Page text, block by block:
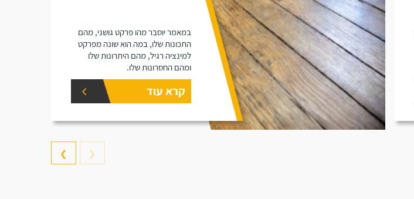
במאמר יוסבר מהו פרקט גושני, מהם
התכונות שלו, במה הוא שונה מפרקט
למינציה רגיל, מהם היתרונות שלו
ומהם החסרונות שלו.
קרא עוד
❮
❯